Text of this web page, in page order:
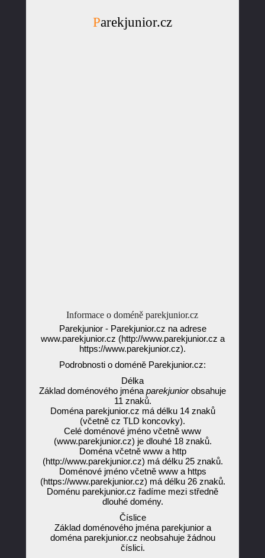
Parekjunior.cz
Informace o doméně parekjunior.cz
Parekjunior - Parekjunior.cz na adrese
www.parekjunior.cz (http://www.parekjunior.cz a
https://www.parekjunior.cz).
Podrobnosti o doméně Parekjunior.cz:
Délka
Základ doménového jména parekjuniorobsahuje
11 znaků.
Doména parekjunior.cz má délku 14 znaků
(včetně cz TLD koncovky).
Celé doménové jméno včetně www
(www.parekjunior.cz) je dlouhé 18 znaků.
Doména včetně www a http
(http://www.parekjunior.cz) má délku 25 znaků.
Doménové jméno včetně www a https
(https://www.parekjunior.cz) má délku 26 znaků.
Doménu parekjunior.cz řadíme mezi středně
dlouhé domény.
Číslice
Základ doménového jména parekjunior a
doména parekjunior.cz neobsahuje žádnou
číslici.